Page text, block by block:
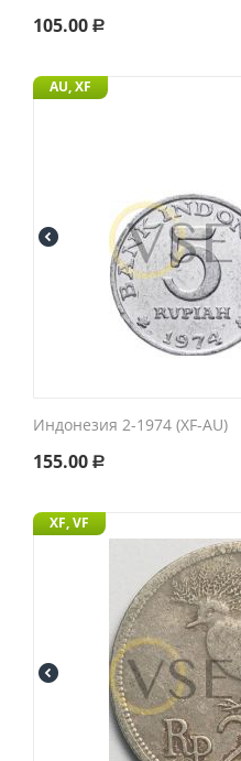
105.00 Р
AU, XF
Индонезия 2-1974 (XF-AU)
155.00 Р
XF, VF